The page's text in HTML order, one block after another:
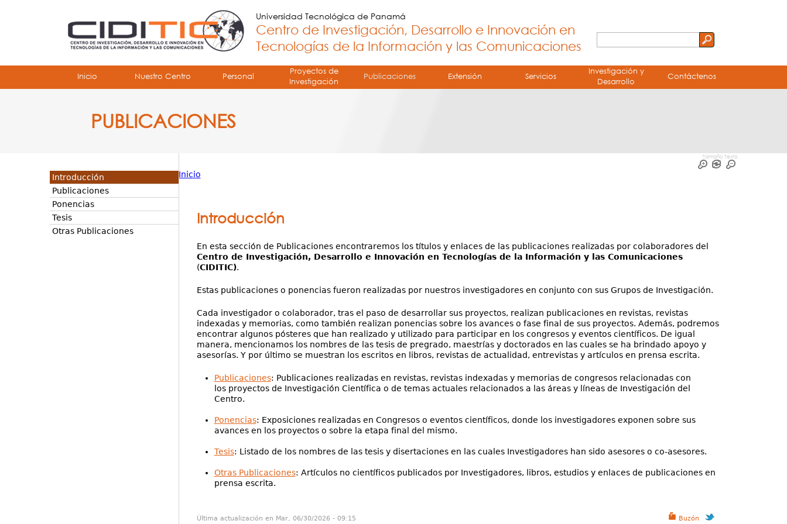
de
Universidad Tecnológica de Panamá
Centro de Investigación, Desarrollo e Innovación en
Tecnologías de la Información y las Comunicaciones
Tropical
Principal
Inicio Nuestro Centro Personal
Proyectos de
Investigación
Publicaciones Extensión Servicios
Investigación y
Desarrollo
Contáctenos
PUBLICACIONES
Tamaño Texto
está
Inicio
Introducción
En esta sección de Publicaciones encontraremos los títulos y enlaces de las publicaciones realizadas por colaboradores del
Centro de Investigación, Desarrollo e Innovación en Tecnologías de la Información y las Comunicaciones
(CIDITIC).
Estas publicaciones o ponencias fueron realizadas por nuestros investigadores en conjunto con sus Grupos de Investigación.
Cada investigador o colaborador, tras el paso de desarrollar sus proyectos, realizan publicaciones en revistas, revistas
indexadas y memorias, como también realizan ponencias sobre los avances o fase final de sus proyectos. Además, podremos
encontrar algunos pósteres que han realizado y utilizado para participar en los congresos y eventos científicos. De igual
manera, mencionamos los nombres de las tesis de pregrado, maestrías y doctorados en las cuales se ha brindado apoyo y
asesorías. Y por último se muestran los escritos en libros, revistas de actualidad, entrevistas y artículos en prensa escrita.
Publicaciones: Publicaciones realizadas en revistas, revistas indexadas y memorias de congresos relacionadas con
los proyectos de Investigación Científica o de temas actuales relacionados a las áreas y líneas de Investigación del
Centro.
Ponencias: Exposiciones realizadas en Congresos o eventos científicos, donde los investigadores exponen sobre sus
avances en los proyectos o sobre la etapa final del mismo.
Tesis: Listado de los nombres de las tesis y disertaciones en las cuales Investigadores han sido asesores o co-asesores.
Otras Publicaciones: Artículos no científicos publicados por Investigadores, libros, estudios y enlaces de publicaciones en
prensa escrita.
Buzón
Última actualización en Mar, 06/30/2026 - 09:15
Introducción
Publicaciones
Ponencias
Tesis
Otras Publicaciones